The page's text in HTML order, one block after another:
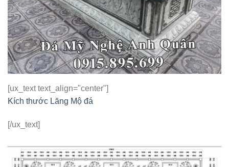
[ux_text text_align="center"]
Kích thước Lăng Mộ đá
[/ux_text]